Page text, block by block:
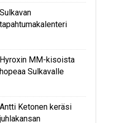
Sulkavan
tapahtumakalenteri
Hyroxin MM-kisoista
hopeaa Sulkavalle
Antti Ketonen keräsi
juhlakansan